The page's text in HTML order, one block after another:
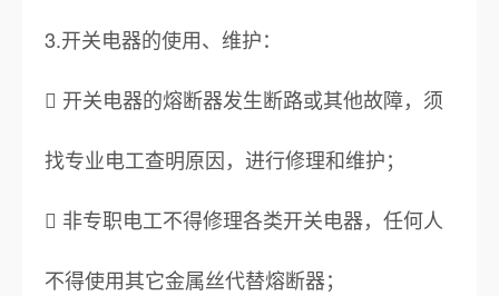
3.开关电器的使用、维护：
 开关电器的熔断器发生断路或其他故障，须
找专业电工查明原因，进行修理和维护；
 非专职电工不得修理各类开关电器，任何人
不得使用其它金属丝代替熔断器；